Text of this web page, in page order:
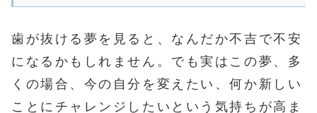
歯が抜ける夢を見ると、なんだか不吉で不安
になるかもしれません。でも実はこの夢、多
くの場合、今の自分を変えたい、何か新しい
ことにチャレンジしたいという気持ちが高ま